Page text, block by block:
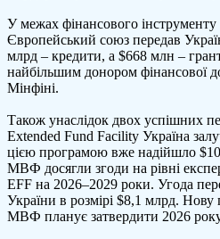
У межах фінансового
Європейський союз передав
млрд – кредити, а $668 млн –
найбільшим донором фінансової
Мінфіні.
Також унаслідок двох успішних
Extended Fund Facility Україна
цією програмою вже надійшло
МВФ досягли згоди на рівні
EFF на 2026–2029 роки. Угода
України в розмірі $8,1 млрд. Нову
МВФ планує затвердити 2026